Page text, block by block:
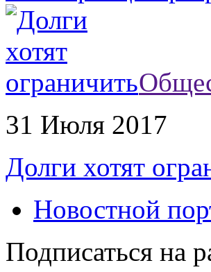
31 Июля 2017
Долги хотят
Новостной
Подписаться на